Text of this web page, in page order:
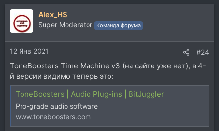
а
ц
и
и
:
Alex_HS
Super Moderator Команда форума
12 Янв 2021 #24
ToneBoosters Time Machine v3 (на сайте уже нет), в 4-
й версии видимо теперь это:
ToneBoosters | Audio Plug-ins | BitJuggler
Pro-grade audio software
www.toneboosters.com